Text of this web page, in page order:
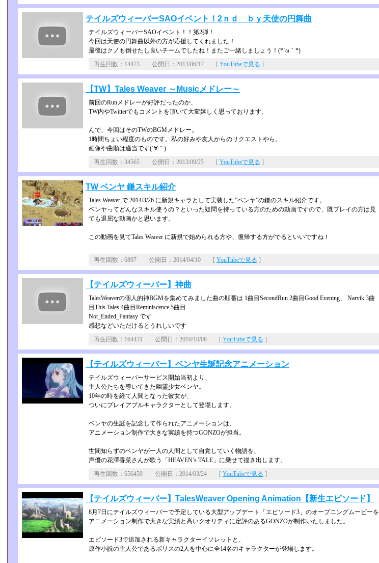
テイルズウィーバーSAOイベント！2ｎｄ ｂｙ天使の円舞曲
テイルズウィーバーSAOイベント！！第2弾！
今回は天使の円舞曲以外の方が応援してくれました！
最後はクノも倒せたし良いチームでしたね！またご一緒しましょう！(*´ω｀*)
再生回数：14473 公開日：2013/06/17 [ YouTubeで見る ]
【TW】Tales Weaver ～Musicメドレー～
前回のRunメドレーが好評だったのか、
TW内やTwitterでもコメントを頂いて大変嬉しく思っております。
んで、今回はそのTWのBGMメドレー。
1時間ちょい程度のものです。私の好みや友人からのリクエストやら。
画像や曲順は適当です(´∀｀)
再生回数：34565 公開日：2013/09/25 [ YouTubeで見る ]
TW ベンヤ 鎌スキル紹介
Tales Weaver で 2014/3/26 に新規キャラとして実装した”ベンヤ”の鎌のスキル紹介です。
ベンヤってどんなスキル使うの？といった疑問を持っている方のための動画ですので、既­プレイの方は見
ても退屈な動画かと思います。
この動画を見てTales Weaver に新規で始められる方や、復帰する方がでるといいですね！
再生回数：6897 公開日：2014/04/10 [ YouTubeで見る ]
【テイルズウィーバー】神曲
TalesWeaverの個人的神BGMを集めてみました曲の順番は 1曲目SecondRun 2曲目Good Evening、 Narvik 3曲
目This Tales 4曲目Reminiscence 5曲目
Not_Ended_Fantasy です
感想などいただけるとうれしいです
再生回数：164431 公開日：2010/10/08 [ YouTubeで見る ]
【テイルズウィーバー】ベンヤ生誕記念アニメーション
テイルズウィーバーサービス開始当初より、
主人公たちを導いてきた幽霊少女ベンヤ。
10年の時を経て人間となった彼女が、
ついにプレイアブルキャラクターとして登場します。
ベンヤの生誕を記念して作られたアニメーションは、
アニメーション制作で大きな実績を持つGONZOが担当。
世間知らずのベンヤが一人の人間として自覚していく物語を、
声優の花澤香菜さんが歌う「HEAVEN’s TALE」に乗せて描き出します。
再生回数：656450 公開日：2014/03/24 [ YouTubeで見る ]
【テイルズウィーバー】TalesWeaver Opening Animation【新生エピソード】
8月7日にテイルズウィーバーで予定している大型アップデート「エピソード3」のオー­プニングムービーを
アニメーション制作で大きな実績と高いクオリティに定評のあるGO­NZOが制作いたしました。
エピソード3で追加される新キャラクターイソレットと、
原作小説の主人公であるボリスの2人を中心に全14名のキャラクターが登場します。